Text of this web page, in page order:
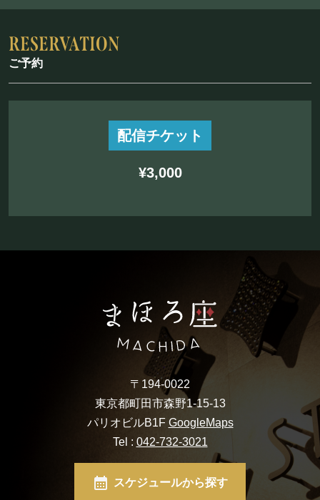
ご予約
配信チケット
¥3,000
〒194-0022
東京都町田市森野1-15-13
パリオビルB1F GoogleMaps
Tel : 042-732-3021
スケジュールから探す